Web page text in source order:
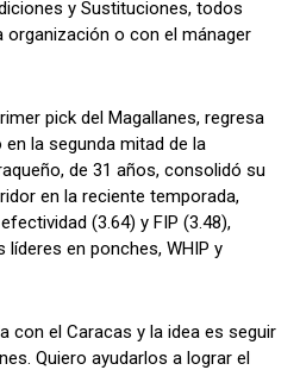
y Sustituciones, todos
o con el mánager
pick del Magallanes, regresa
la segunda mitad de la
de 31 años, consolidó su
en la reciente temporada,
(3.64) y FIP (3.48),
en ponches, WHIP y
con el Caracas y la idea es seguir
Quiero ayudarlos a lograr el